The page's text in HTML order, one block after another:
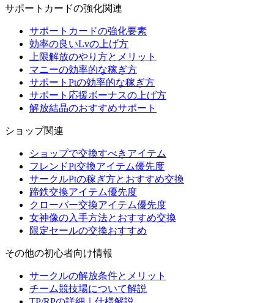
サポートカードの強化関連
サポートカードの強化要素
効率の良いLvの上げ方
上限解放のやり方とメリット
マニーの効率的な稼ぎ方
サポートPtの効率的な稼ぎ方
サポート応援ボーナスの上げ方
解放結晶のおすすめサポート
ショップ関連
ショップで交換すべきアイテム
フレンドPt交換アイテム優先度
サークルPtの稼ぎ方とおすすめ交換
蹄鉄交換アイテム優先度
クローバー交換アイテム優先度
女神像の入手方法とおすすめ交換
限定セールの交換おすすめ
その他の初心者向け情報
サークルの解放条件とメリット
チーム競技場について解説